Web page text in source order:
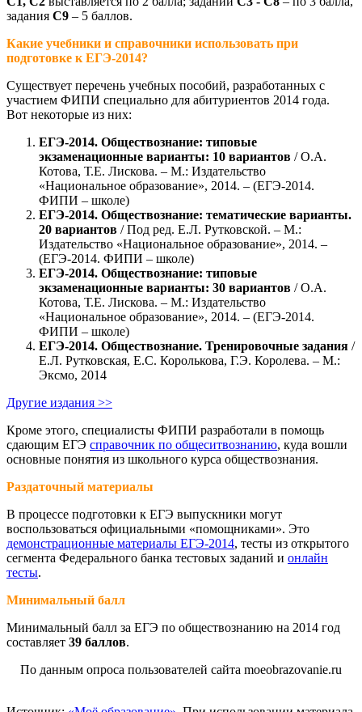
задания С9 – 5 баллов.
Какие учебники и справочники использовать при
подготовке к ЕГЭ-2014?
Существует перечень учебных пособий, разработанных с
участием ФИПИ специально для абитуриентов 2014 года.
Вот некоторые из них:
ЕГЭ-2014. Обществознание: типовые
экзаменационные варианты: 10 вариантов / О.А.
Котова, Т.Е. Лискова. – М.: Издательство
«Национальное образование», 2014. – (ЕГЭ-2014.
ФИПИ – школе)
ЕГЭ-2014. Обществознание: тематические варианты.
20 вариантов / Под ред. Е.Л. Рутковской. – М.:
Издательство «Национальное образование», 2014. –
(ЕГЭ-2014. ФИПИ – школе)
ЕГЭ-2014. Обществознание: типовые
экзаменационные варианты: 30 вариантов / О.А.
Котова, Т.Е. Лискова. – М.: Издательство
«Национальное образование», 2014. – (ЕГЭ-2014.
ФИПИ – школе)
ЕГЭ-2014. Обществознание. Тренировочные задания /
Е.Л. Рутковская, Е.С. Королькова, Г.Э. Королева. – М.:
Эксмо, 2014
Другие издания >>
Кроме этого, специалисты ФИПИ разработали в помощь
сдающим ЕГЭ справочник по общеситвознанию, куда вошли
основные понятия из школьного курса обществознания.
Раздаточный материалы
В процессе подготовки к ЕГЭ выпускники могут
воспользоваться официальными «помощниками». Это
демонстрационные материалы ЕГЭ-2014, тесты из открытого
сегмента Федерального банка тестовых заданий и онлайн
тесты.
Минимальный балл
Минимальный балл за ЕГЭ по обществознанию на 2014 год
составляет 39 баллов.
По данным опроса пользователей сайта moeobrazovanie.ru